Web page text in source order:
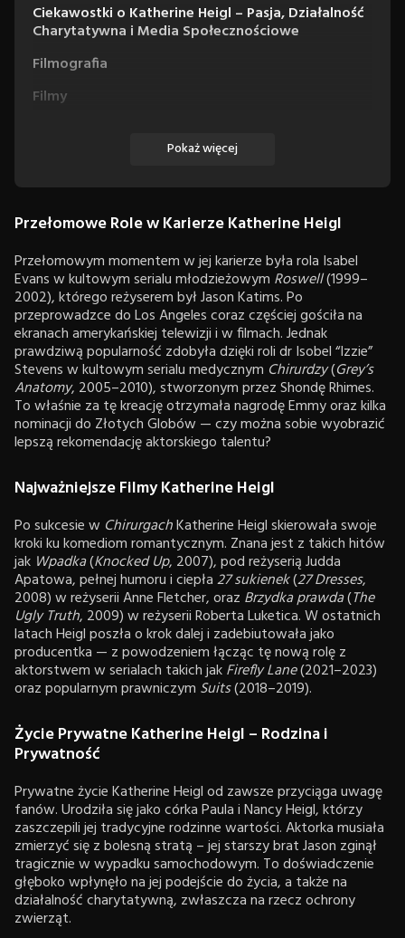
Ciekawostki o Katherine Heigl – Pasja, Działalność
Charytatywna i Media Społecznościowe
Filmografia
Filmy
Pokaż więcej
Przełomowe Role w Karierze Katherine Heigl
Przełomowym momentem w jej karierze była rola Isabel
Evans w kultowym serialu młodzieżowym Roswell(1999–
2002), którego reżyserem był Jason Katims. Po
przeprowadzce do Los Angeles coraz częściej gościła na
ekranach amerykańskiej telewizji i w filmach. Jednak
prawdziwą popularność zdobyła dzięki roli dr Isobel “Izzie”
Stevens w kultowym serialu medycznym Chirurdzy(Grey’s
Anatomy, 2005–2010), stworzonym przez Shondę Rhimes.
To właśnie za tę kreację otrzymała nagrodę Emmy oraz kilka
nominacji do Złotych Globów — czy można sobie wyobrazić
lepszą rekomendację aktorskiego talentu?
Najważniejsze Filmy Katherine Heigl
Po sukcesie w ChirurgachKatherine Heigl skierowała swoje
kroki ku komediom romantycznym. Znana jest z takich hitów
jak Wpadka(Knocked Up, 2007), pod reżyserią Judda
Apatowa, pełnej humoru i ciepła27 sukienek(27 Dresses,
2008) w reżyserii Anne Fletcher, oraz Brzydka prawda(The
Ugly Truth, 2009) w reżyserii Roberta Luketica. W ostatnich
latach Heigl poszła o krok dalej i zadebiutowała jako
producentka — z powodzeniem łącząc tę nową rolę z
aktorstwem w serialach takich jakFirefly Lane(2021–2023)
oraz popularnym prawniczym Suits(2018–2019).
Życie Prywatne Katherine Heigl – Rodzina i
Prywatność
Prywatne życie Katherine Heigl od zawsze przyciąga uwagę
fanów. Urodziła się jako córka Paula i Nancy Heigl, którzy
zaszczepili jej tradycyjne rodzinne wartości. Aktorka musiała
zmierzyć się z bolesną stratą – jej starszy brat Jason zginął
tragicznie w wypadku samochodowym. To doświadczenie
głęboko wpłynęło na jej podejście do życia, a także na
działalność charytatywną, zwłaszcza na rzecz ochrony
zwierząt.